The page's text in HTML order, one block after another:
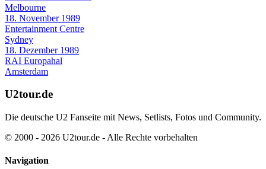
Melbourne
18. November 1989
Entertainment Centre
Sydney
18. Dezember 1989
RAI Europahal
Amsterdam
U2tour.de
Die deutsche U2 Fanseite mit News, Setlists, Fotos und Community.
© 2000 - 2026 U2tour.de - Alle Rechte vorbehalten
Navigation